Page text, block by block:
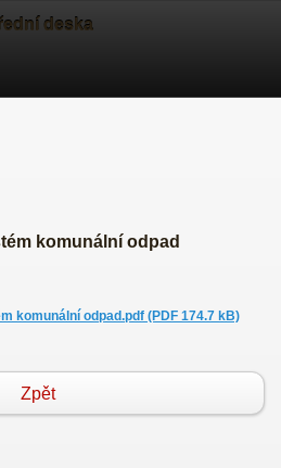
deska
komunální odpad
komunální odpad.pdf (PDF 174.7 kB)
Zpět